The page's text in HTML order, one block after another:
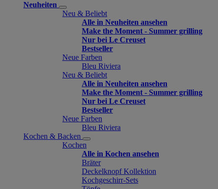
Neuheiten
Neu & Beliebt
Alle in Neuheiten ansehen
Make the Moment - Summer grilling
Nur bei Le Creuset
Bestseller
Neue Farben
Bleu Riviera
Neu & Beliebt
Alle in Neuheiten ansehen
Make the Moment - Summer grilling
Nur bei Le Creuset
Bestseller
Neue Farben
Bleu Riviera
Kochen & Backen
Kochen
Alle in Kochen ansehen
Bräter
Deckelknopf Kollektion
Kochgeschirr-Sets